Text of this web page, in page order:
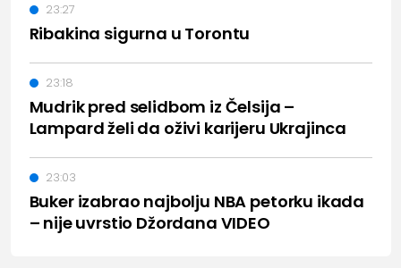
Ribakina sigurna u Torontu
23:27
Mudrik pred selidbom iz Čelsija –
Lampard želi da oživi karijeru Ukrajinca
23:18
Buker izabrao najbolju NBA petorku ikada
– nije uvrstio Džordana VIDEO
23:03